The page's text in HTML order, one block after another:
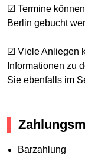
☑ Termine
Berlin gebucht
☑ Viele Anliegen
Informationen zu
Sie ebenfalls im
Barzahlung